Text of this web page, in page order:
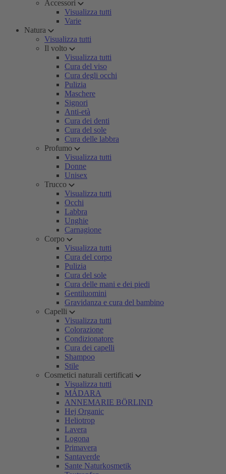
Accessori
Visualizza tutti
Varie
Natura
Visualizza tutti
Il volto
Visualizza tutti
Cura del viso
Cura degli occhi
Pulizia
Maschere
Signori
Anti-età
Cura dei denti
Cura del sole
Cura delle labbra
Profumo
Visualizza tutti
Donne
Unisex
Trucco
Visualizza tutti
Occhi
Labbra
Unghie
Carnagione
Corpo
Visualizza tutti
Cura del corpo
Pulizia
Cura del sole
Cura delle mani e dei piedi
Gentiluomini
Gravidanza e cura del bambino
Capelli
Visualizza tutti
Colorazione
Condizionatore
Cura dei capelli
Shampoo
Stile
Cosmetici naturali certificati
Visualizza tutti
MÁDARA
ANNEMARIE BÖRLIND
Hej Organic
Heliotrop
Lavera
Logona
Primavera
Santaverde
Sante Naturkosmetik